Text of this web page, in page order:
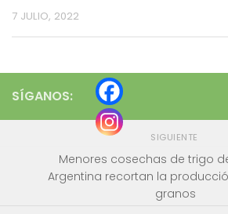
7 JULIO, 2022
SÍGANOS:
SIGUIENTE
Menores cosechas de trigo
Argentina recortan la
granos